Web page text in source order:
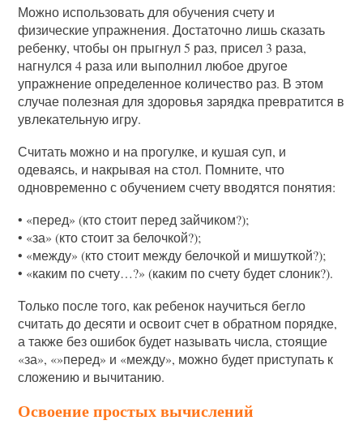
Можно использовать для обучения счету и
физические упражнения. Достаточно лишь сказать
ребенку, чтобы он прыгнул 5 раз, присел 3 раза,
нагнулся 4 раза или выполнил любое другое
упражнение определенное количество раз. В этом
случае полезная для здоровья зарядка превратится в
увлекательную игру.
Считать можно и на прогулке, и кушая суп, и
одеваясь, и накрывая на стол. Помните, что
одновременно с обучением счету вводятся понятия:
• «перед» (кто стоит перед зайчиком?);
• «за» (кто стоит за белочкой?);
• «между» (кто стоит между белочкой и мишуткой?);
• «каким по счету…?» (каким по счету будет слоник?).
Только после того, как ребенок научиться бегло
считать до десяти и освоит счет в обратном порядке,
а также без ошибок будет называть числа, стоящие
«за», «»перед» и «между», можно будет приступать к
сложению и вычитанию.
Освоение простых вычислений